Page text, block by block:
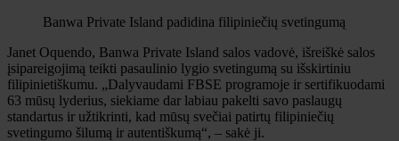
Banwa Private Island padidina filipiniečių svetingumą
Janet Oquendo, Banwa Private Island salos vadovė, išreiškė salos
įsipareigojimą teikti pasaulinio lygio svetingumą su išskirtiniu
filipinietiškumu. „Dalyvaudami FBSE programoje ir sertifikuodami
63 mūsų lyderius, siekiame dar labiau pakelti savo paslaugų
standartus ir užtikrinti, kad mūsų svečiai patirtų filipiniečių
svetingumo šilumą ir autentiškumą“, – sakė ji.